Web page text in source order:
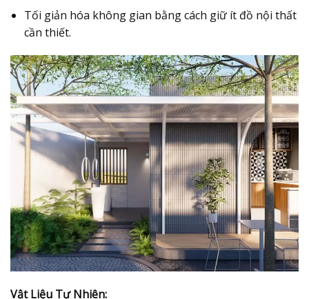
Tối giản hóa không gian bằng cách giữ ít đồ nội thất
cần thiết.
Vật Liệu Tự Nhiên: